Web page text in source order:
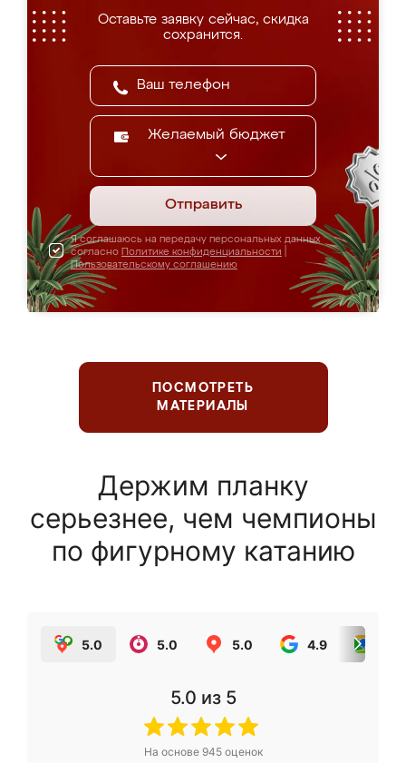
Оставьте заявку сейчас, скидка
сохранится.
Желаемый бюджет
Отправить
Я соглашаюсь на передачу персональных данных
согласно Политике конфиденциальности
Пользовательскому соглашению
ПОСМОТРЕТЬ
МАТЕРИАЛЫ
Держим планку
серьезнее, чем чемпионы
по фигурному катанию
5.0 5.0 5.0 4.9
5.0 из 5
На основе 945оценок